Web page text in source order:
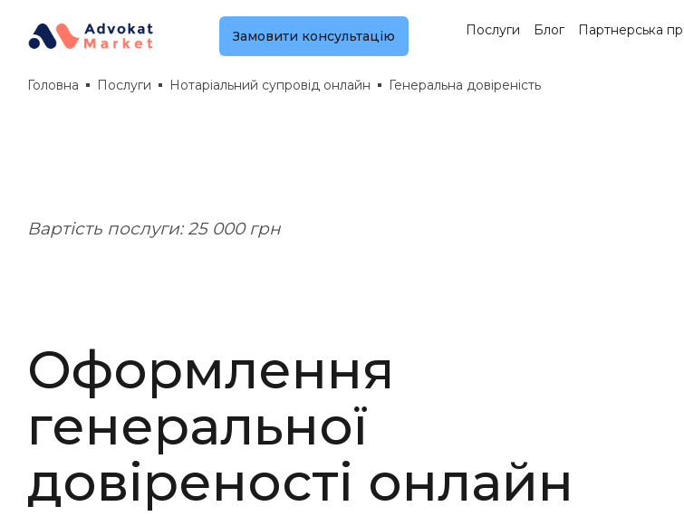
Замовити консультацію Послуги Блог Партнерська
Головна Послуги Нотаріальний супровід онлайн Генеральна довіреність
Вартість послуги: 25 000 грн
Оформлення
генеральної
довіреності онлайн